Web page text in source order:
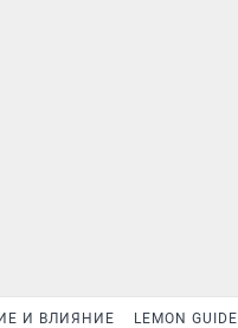
И ВЛИЯНИЕ LEMON GUIDE